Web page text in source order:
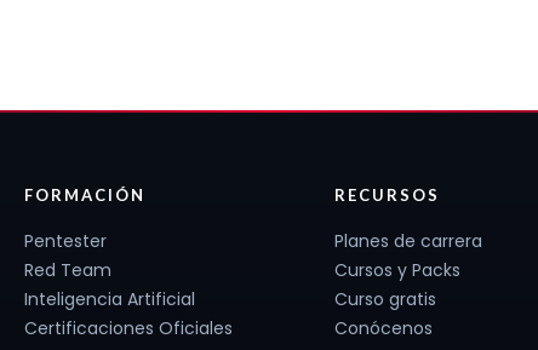
FORMACIÓN
Pentester
Red Team
Inteligencia Artificial
Certificaciones Oficiales
RECURSOS
Planes de carrera
Cursos y Packs
Curso gratis
Conócenos